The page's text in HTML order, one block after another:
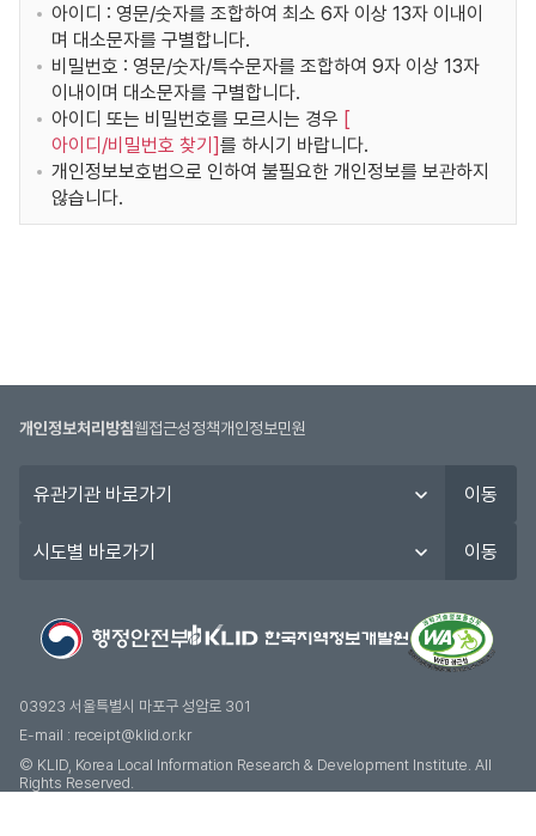
아이디 : 영문/숫자를 조합하여 최소 6자 이상 13자 이내이
며 대소문자를 구별합니다.
비밀번호 : 영문/숫자/특수문자를 조합하여 9자 이상 13자
이내이며 대소문자를 구별합니다.
아이디 또는 비밀번호를 모르시는 경우 [
아이디/비밀번호 찾기 ]를 하시기 바랍니다.
개인정보보호법으로 인하여 불필요한 개인정보를 보관하지
않습니다.
개인정보처리방침웹접근성정책개인정보민원
관
이동
도
기
이동
03923 서울특별시 마포구 성암로 301
E-mail : receipt@klid.or.kr
© KLID, Korea Local Information Research & Development Institute. AII
Rights Reserved.